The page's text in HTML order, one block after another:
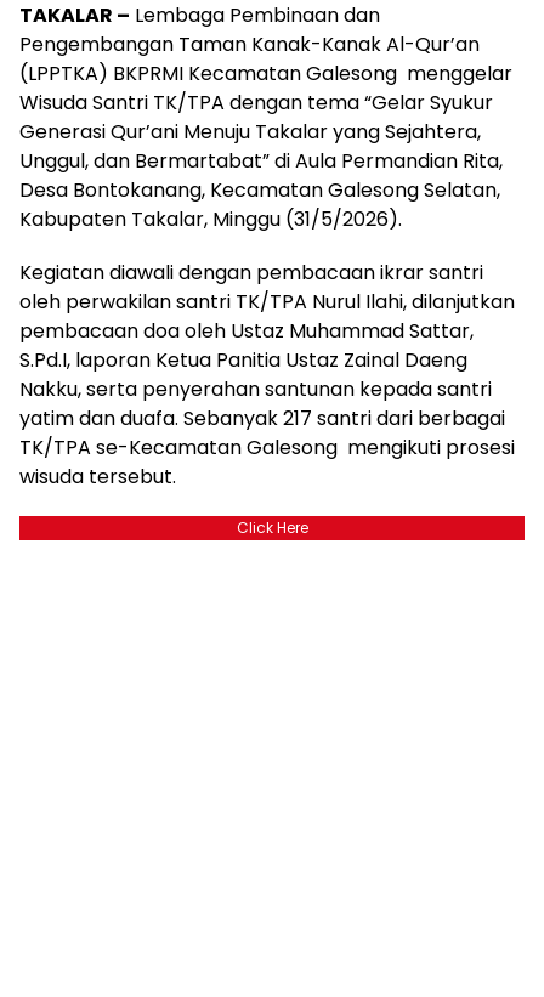
TAKALAR – Lembaga Pembinaan dan
Pengembangan Taman Kanak-Kanak Al-Qur’an
(LPPTKA) BKPRMI Kecamatan Galesong menggelar
Wisuda Santri TK/TPA dengan tema “Gelar Syukur
Generasi Qur’ani Menuju Takalar yang Sejahtera,
Unggul, dan Bermartabat” di Aula Permandian Rita,
Desa Bontokanang, Kecamatan Galesong Selatan,
Kabupaten Takalar, Minggu (31/5/2026).
Kegiatan diawali dengan pembacaan ikrar santri
oleh perwakilan santri TK/TPA Nurul Ilahi, dilanjutkan
pembacaan doa oleh Ustaz Muhammad Sattar,
S.Pd.I, laporan Ketua Panitia Ustaz Zainal Daeng
Nakku, serta penyerahan santunan kepada santri
yatim dan duafa. Sebanyak 217 santri dari berbagai
TK/TPA se-Kecamatan Galesong mengikuti prosesi
wisuda tersebut.
Click Here